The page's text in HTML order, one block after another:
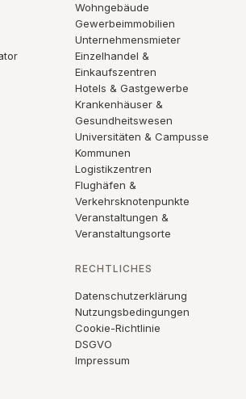
Wohngebäude
Gewerbeimmobilien
Unternehmensmieter
Einzelhandel &
Einkaufszentren
Hotels & Gastgewerbe
Krankenhäuser &
Gesundheitswesen
Universitäten & Campusse
Kommunen
Logistikzentren
Flughäfen &
Verkehrsknotenpunkte
Veranstaltungen &
Veranstaltungsorte
RECHTLICHES
Datenschutzerklärung
Nutzungsbedingungen
Cookie-Richtlinie
DSGVO
Impressum